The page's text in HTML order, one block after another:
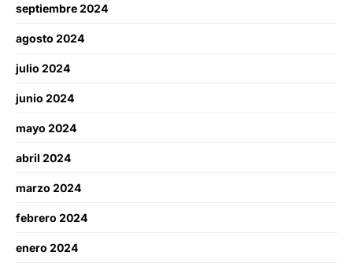
septiembre 2024
agosto 2024
julio 2024
junio 2024
mayo 2024
abril 2024
marzo 2024
febrero 2024
enero 2024